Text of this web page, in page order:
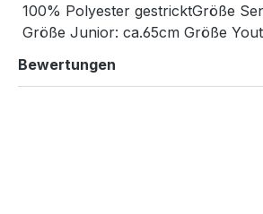
100% Polyester gestricktGröße
Größe Junior: ca.65cm Größe
Bewertungen